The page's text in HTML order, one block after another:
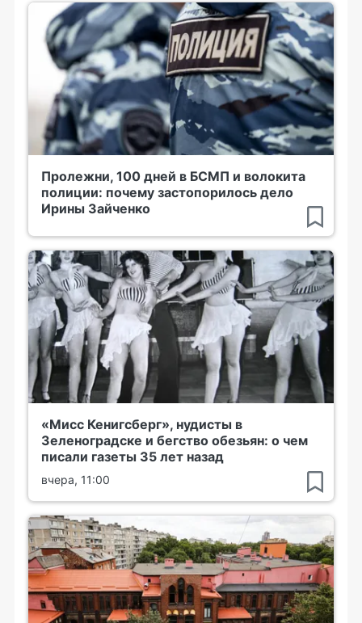
Пролежни, 100 дней в БСМП и волокита
полиции: почему застопорилось дело
Ирины Зайченко
«Мисс Кенигсберг», нудисты в
Зеленоградске и бегство обезьян: о чем
писали газеты 35 лет назад
вчера, 11:00